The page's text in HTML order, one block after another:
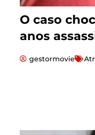
O caso
anos
gestormovie